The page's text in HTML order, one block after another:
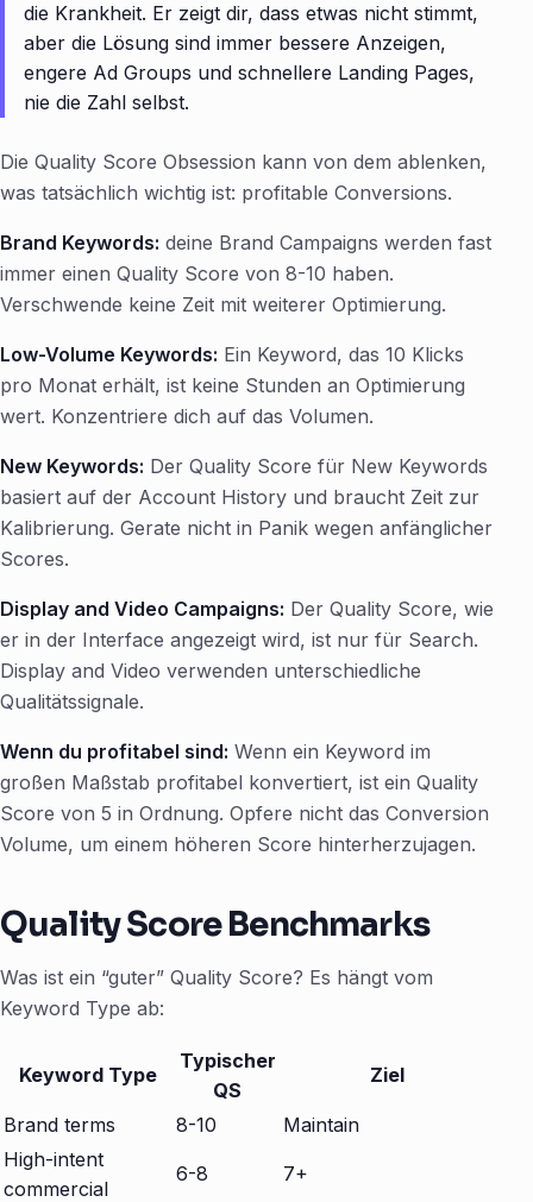
die Krankheit. Er zeigt dir, dass etwas nicht stimmt,
aber die Lösung sind immer bessere Anzeigen,
engere Ad Groups und schnellere Landing Pages,
nie die Zahl selbst.
Die Quality Score Obsession kann von dem ablenken,
was tatsächlich wichtig ist: profitable Conversions.
Brand Keywords: deine Brand Campaigns werden fast
immer einen Quality Score von 8-10 haben.
Verschwende keine Zeit mit weiterer Optimierung.
Low-Volume Keywords: Ein Keyword, das 10 Klicks
pro Monat erhält, ist keine Stunden an Optimierung
wert. Konzentriere dich auf das Volumen.
New Keywords: Der Quality Score für New Keywords
basiert auf der Account History und braucht Zeit zur
Kalibrierung. Gerate nicht in Panik wegen anfänglicher
Scores.
Display and Video Campaigns: Der Quality Score, wie
er in der Interface angezeigt wird, ist nur für Search.
Display and Video verwenden unterschiedliche
Qualitätssignale.
Wenn du profitabel sind: Wenn ein Keyword im
großen Maßstab profitabel konvertiert, ist ein Quality
Score von 5 in Ordnung. Opfere nicht das Conversion
Volume, um einem höheren Score hinterherzujagen.
Quality Score Benchmarks
Was ist ein “guter” Quality Score? Es hängt vom
Keyword Type ab:
Keyword Type
Typischer
QS
Ziel
Brand terms 8-10
Maintain
High-intent
commercial
6-8 7+